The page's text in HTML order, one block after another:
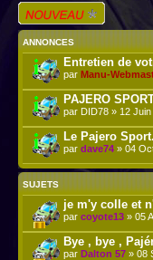
Écrire un nouveau
sujet
ANNONCES
Entretien de
par Manu-
PAJERO
par DID78 » 12
Le Pajero Sport.
par dave74 » 04
SUJETS
je m'y colle et
par coyote13 » 05
Bye , bye ,
par Dalton 57 » 08